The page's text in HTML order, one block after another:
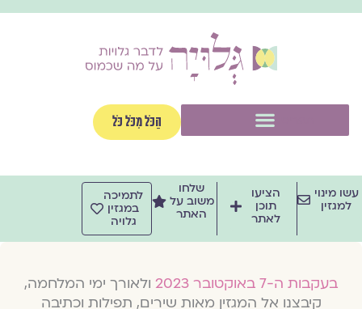
הַכֹּל מִכֹּל כֹּל
מינוי
למגזין
הציעו
תוכן
לאתר
שלחו
משוב על
האתר
לתמיכה
במגזין
גלויה
בעקבות ה-7 באוקטובר 2023
ולאורך ימי המלחמה,
קיבצנו אל המגזין מאות שירים, תפילות וכתיבה